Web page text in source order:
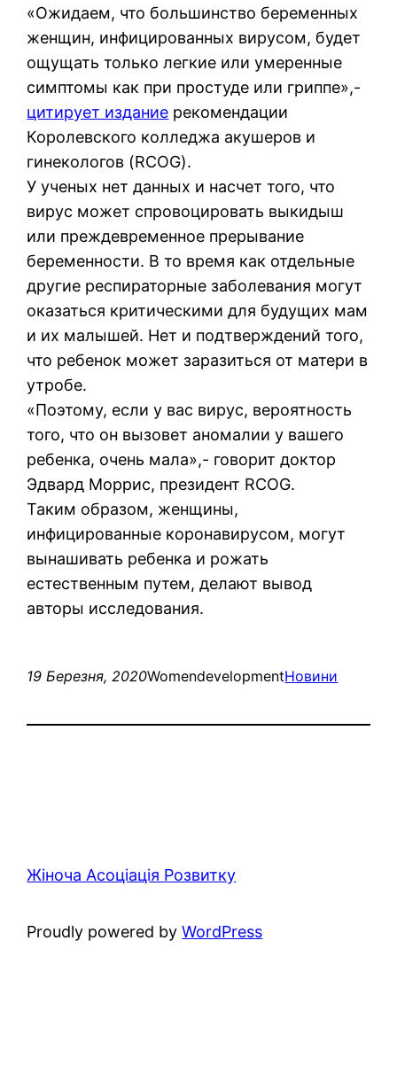
«Ожидаем, что большинство беременных
женщин, инфицированных вирусом, будет
ощущать только легкие или умеренные
симптомы как при простуде или гриппе»,-
цитирует издание рекомендации
Королевского колледжа акушеров и
гинекологов (RCOG).
У ученых нет данных и насчет того, что
вирус может спровоцировать выкидыш
или преждевременное прерывание
беременности. В то время как отдельные
другие респираторные заболевания могут
оказаться критическими для будущих мам
и их малышей. Нет и подтверждений того,
что ребенок может заразиться от матери в
утробе.
«Поэтому, если у вас вирус, вероятность
того, что он вызовет аномалии у вашего
ребенка, очень мала»,- говорит доктор
Эдвард Моррис, президент RCOG.
Таким образом, женщины,
инфицированные коронавирусом, могут
вынашивать ребенка и рожать
естественным путем, делают вывод
авторы исследования.
19 Березня, 2020WomendevelopmentНовини
Жіноча Асоціація Розвитку
Proudly powered byWordPress